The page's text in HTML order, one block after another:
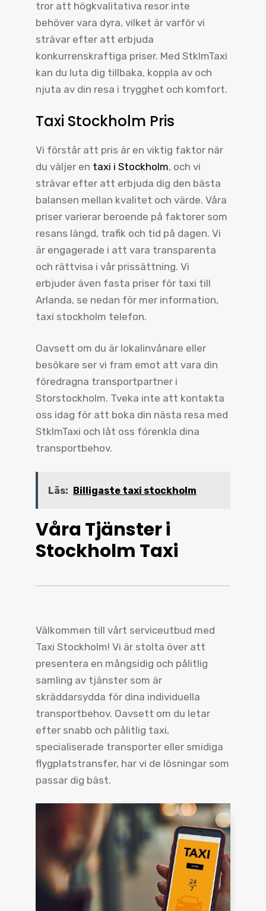
tror att högkvalitativa resor inte
behöver vara dyra, vilket är varför vi
strävar efter att erbjuda
konkurrenskraftiga priser. Med StklmTaxi
kan du luta dig tillbaka, koppla av och
njuta av din resa i trygghet och komfort.
Taxi Stockholm Pris
Vi förstår att pris är en viktig faktor när
du väljer en taxi i Stockholm, och vi
strävar efter att erbjuda dig den bästa
balansen mellan kvalitet och värde. Våra
priser varierar beroende på faktorer som
resans längd, trafik och tid på dagen. Vi
är engagerade i att vara transparenta
och rättvisa i vår prissättning. Vi
erbjuder även fasta priser för taxi till
Arlanda, se nedan för mer information,
taxi stockholm telefon.
Oavsett om du är lokalinvånare eller
besökare ser vi fram emot att vara din
föredragna transportpartner i
Storstockholm. Tveka inte att kontakta
oss idag för att boka din nästa resa med
StklmTaxi och låt oss förenkla dina
transportbehov.
Läs: Billigaste taxi stockholm
Våra Tjänster i
Stockholm Taxi
Välkommen till vårt serviceutbud med
Taxi Stockholm! Vi är stolta över att
presentera en mångsidig och pålitlig
samling av tjänster som är
skräddarsydda för dina individuella
transportbehov. Oavsett om du letar
efter snabb och pålitlig taxi,
specialiserade transporter eller smidiga
flygplatstransfer, har vi de lösningar som
passar dig bäst.